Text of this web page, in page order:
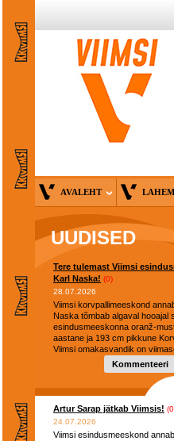
AVALEHT
UUDISED
Tere tulemast Viimsi
Karl Naska! (0)
28.07.2026
Viimsi korvpallimeeskond
Naska tõmbab algaval hooajal
esindusmeeskonna oranž-
aastane ja 193 cm pikkune
Viimsi omakasvandik on
Kommenteeri
Artur Sarap jätkab Viimsis!
24.07.2026
Viimsi esindusmeeskond